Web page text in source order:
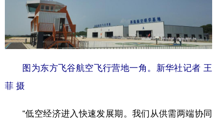
图为东方飞谷航空飞行营地一角。新华社记者 王
菲 摄
“低空经济进入快速发展期。我们从供需两端协同